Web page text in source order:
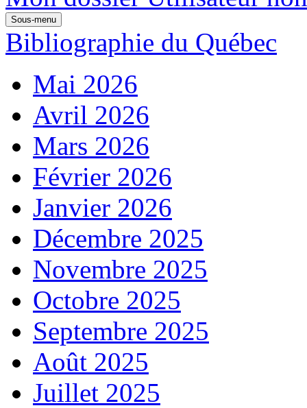
Sous-menu
Bibliographie du Québec
Mai 2026
Avril 2026
Mars 2026
Février 2026
Janvier 2026
Décembre 2025
Novembre 2025
Octobre 2025
Septembre 2025
Août 2025
Juillet 2025